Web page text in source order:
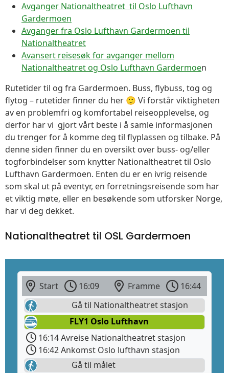
Avganger Nationaltheatret til Oslo Lufthavn
Gardermoen
Avganger fra Oslo Lufthavn Gardermoen til
Nationaltheatret
Avansert reisesøk for avganger mellom
Nationaltheatret og Oslo Lufthavn Gardermoen
Rutetider til og fra Gardermoen. Buss, flybuss, tog og
flytog – rutetider finner du her 🙂 Vi forstår viktigheten
av en problemfri og komfortabel reiseopplevelse, og
derfor har vi gjort vårt beste i å samle informasjonen
du trenger for å komme deg til flyplassen og tilbake. På
denne siden finner du en oversikt over buss- og/eller
togforbindelser som knytter Nationaltheatret til Oslo
Lufthavn Gardermoen. Enten du er en ivrig reisende
som skal ut på eventyr, en forretningsreisende som har
et viktig møte, eller en besøkende som utforsker Norge,
har vi deg dekket.
Nationaltheatret til OSL Gardermoen
Start 16:09 Framme
16:44
Gå til Nationaltheatret stasjon
FLY1 Oslo Lufthavn
16:14 Avreise Nationaltheatret stasjon
16:42 Ankomst Oslo lufthavn stasjon
Gå til målet